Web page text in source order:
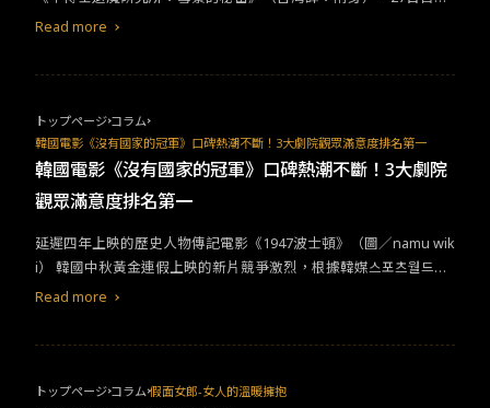
子》部分粉絲的擁護，以非理性的文字進行攻擊，短時間成為熱門
Netflix 平台搜尋觀賞。
日前一周，根據韓國電影振興委員會票房系統，於9月20日票房統
譯：附身）劇情 講述一位自稱「千博士」（姜棟元 飾）的驅魔師，
不相信鬼魂卻擁有跟鬼一樣洞察力的「神棍」，藉著高超話術與詐
騙夥伴仁培（李東輝 飾）的巧妙合作，騙過許多民眾在市場走跳。
有天接獲到擁有陰陽眼的委託人幼京（李絮 飾），帶來前所未有的
「高額新委託」，以往只做半套的假驅魔人，這次得來真的了！&n
bsp;高人氣漫改作品《千博士》於該平台上擁有好評。（組圖/nav
er webtoon/nave series）&nbsp;高評價原創IP + 大片經歷製作團
高人氣網路漫畫作品《憑依》，該作於網站上也有9.3顆心的好評成
Read more
トップページ コラム
韓國電影《沒有國家的冠軍》口碑熱潮不斷！3大劇院觀眾滿意度排名第一
韓國電影《沒有國家的冠軍》口碑熱潮不斷！3大劇院
觀眾滿意度排名第一
延遲四年上映的歷史人物傳記電影《1947波士頓》（圖／namu wik
i） 韓國中秋黃金連假上映的新片競爭激烈，根據韓媒스포츠월드報
導，緊追在中秋票房冠軍《千博士》（台灣譯：《附身》），電影
運，韓國馬拉松金牌選手孫基禎（河正宇 飾），因當時的政治背
Read more
トップページ コラム 假面女郎-女人的溫暖擁抱